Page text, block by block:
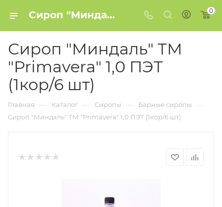
Сироп "Миндаль" ТМ "Primavera" 1,0 ПЭТ (1кор/6 шт) купить в Минске 0
Сироп "Миндаль" ТМ
"Primavera" 1,0 ПЭТ
(1кор/6 шт)
Главная — Каталог — Сиропы — Барные сиропы —
Сироп "Миндаль" ТМ "Primavera" 1,0 ПЭТ (1кор/6 шт)